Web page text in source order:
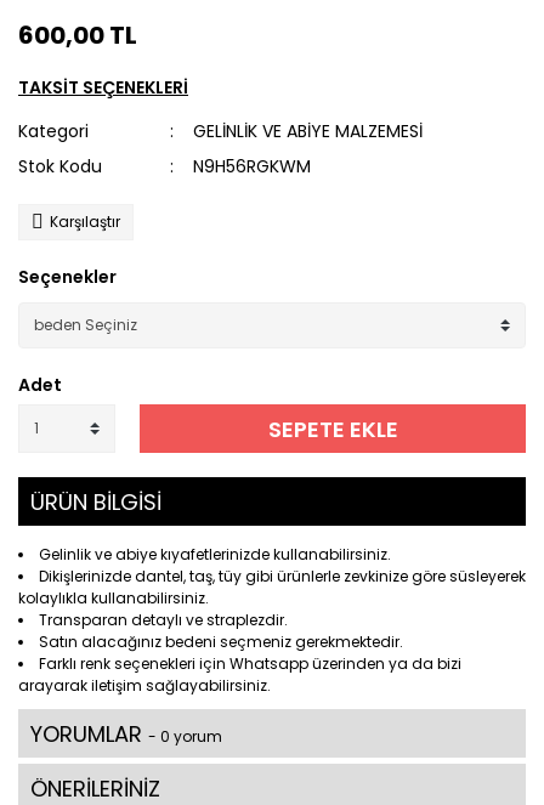
600,00 TL
TAKSİT SEÇENEKLERİ
Kategori
GELİNLİK VE ABİYE MALZEMESİ
Stok Kodu
N9H56RGKWM
Karşılaştır
Seçenekler
Adet
SEPETE EKLE
ÜRÜN BİLGİSİ
Gelinlik ve abiye kıyafetlerinizde kullanabilirsiniz.
Dikişlerinizde dantel, taş, tüy gibi ürünlerle zevkinize göre süsleyerek
kolaylıkla kullanabilirsiniz.
Transparan detaylı ve straplezdir.
Satın alacağınız bedeni seçmeniz gerekmektedir.
Farklı renk seçenekleri için Whatsapp üzerinden ya da bizi
arayarak iletişim sağlayabilirsiniz.
YORUMLAR - 0 yorum
ÖNERİLERİNİZ